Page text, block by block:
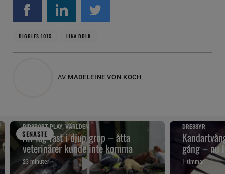
BIGGLES 1015 LINA DOLK
AV MADELEINE VON KOCH
SENASTE
RIDSPORT PLAY, VÄRLDEN
Alf låg fast i djup grop – åtta
veterinärer kunde inte komma
23 minuter
DRESSYR
gång – nu
1 timmar